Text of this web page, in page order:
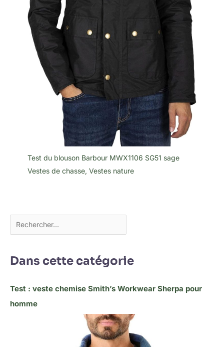
Test du blouson Barbour MWX1106 SG51 sage
Vestes de chasse, Vestes nature
Dans cette catégorie
Test : veste chemise Smith’s Workwear Sherpa pour
homme